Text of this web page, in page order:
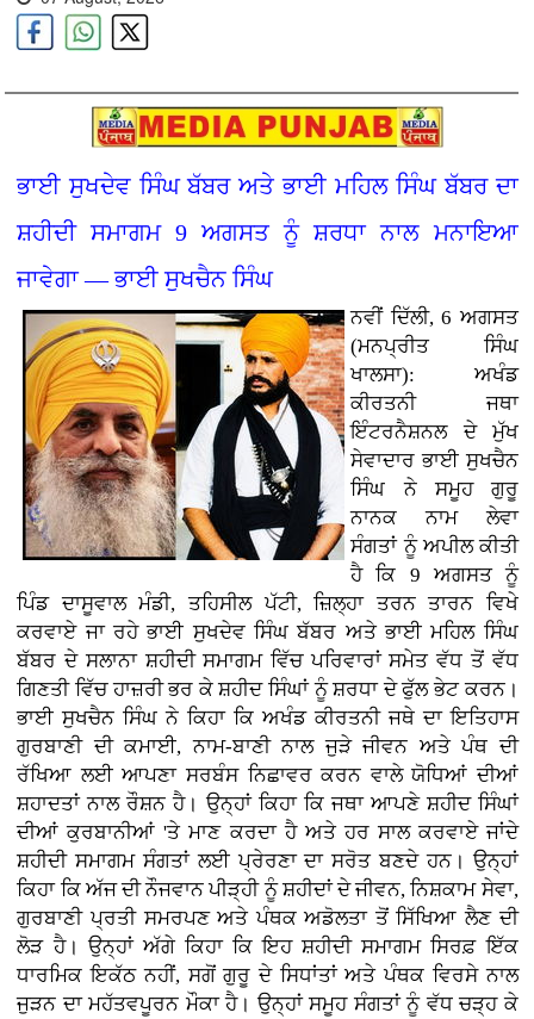
ਭਾਈ ਸੁਖਦੇਵ ਸਿੰਘ ਬੱਬਰ ਅਤੇ ਭਾਈ ਮਹਿਲ ਸਿੰਘ ਬੱਬਰ ਦਾ
ਸ਼ਹੀਦੀ ਸਮਾਗਮ 9 ਅਗਸਤ ਨੂੰ ਸ਼ਰਧਾ ਨਾਲ ਮਨਾਇਆ
ਜਾਵੇਗਾ — ਭਾਈ ਸੁਖਚੈਨ ਸਿੰਘ
ਨਵੀਂ ਦਿੱਲੀ, 6 ਅਗਸਤ
(ਮਨਪ੍ਰੀਤ ਸਿੰਘ
ਖਾਲਸਾ): ਅਖੰਡ
ਕੀਰਤਨੀ ਜਥਾ
ਇੰਟਰਨੈਸ਼ਨਲ ਦੇ ਮੁੱਖ
ਸੇਵਾਦਾਰ ਭਾਈ ਸੁਖਚੈਨ
ਸਿੰਘ ਨੇ ਸਮੂਹ ਗੁਰੂ
ਨਾਨਕ ਨਾਮ ਲੇਵਾ
ਸੰਗਤਾਂ ਨੂੰ ਅਪੀਲ ਕੀਤੀ
ਹੈ ਕਿ 9 ਅਗਸਤ ਨੂੰ
ਪਿੰਡ ਦਾਸੂਵਾਲ ਮੰਡੀ, ਤਹਿਸੀਲ ਪੱਟੀ, ਜ਼ਿਲ੍ਹਾ ਤਰਨ ਤਾਰਨ ਵਿਖੇ
ਕਰਵਾਏ ਜਾ ਰਹੇ ਭਾਈ ਸੁਖਦੇਵ ਸਿੰਘ ਬੱਬਰ ਅਤੇ ਭਾਈ ਮਹਿਲ ਸਿੰਘ
ਬੱਬਰ ਦੇ ਸਲਾਨਾ ਸ਼ਹੀਦੀ ਸਮਾਗਮ ਵਿੱਚ ਪਰਿਵਾਰਾਂ ਸਮੇਤ ਵੱਧ ਤੋਂ ਵੱਧ
ਗਿਣਤੀ ਵਿੱਚ ਹਾਜ਼ਰੀ ਭਰ ਕੇ ਸ਼ਹੀਦ ਸਿੰਘਾਂ ਨੂੰ ਸ਼ਰਧਾ ਦੇ ਫੁੱਲ ਭੇਟ ਕਰਨ।
ਭਾਈ ਸੁਖਚੈਨ ਸਿੰਘ ਨੇ ਕਿਹਾ ਕਿ ਅਖੰਡ ਕੀਰਤਨੀ ਜਥੇ ਦਾ ਇਤਿਹਾਸ
ਗੁਰਬਾਣੀ ਦੀ ਕਮਾਈ, ਨਾਮ-ਬਾਣੀ ਨਾਲ ਜੁੜੇ ਜੀਵਨ ਅਤੇ ਪੰਥ ਦੀ
ਰੱਖਿਆ ਲਈ ਆਪਣਾ ਸਰਬੰਸ ਨਿਛਾਵਰ ਕਰਨ ਵਾਲੇ ਯੋਧਿਆਂ ਦੀਆਂ
ਸ਼ਹਾਦਤਾਂ ਨਾਲ ਰੌਸ਼ਨ ਹੈ। ਉਨ੍ਹਾਂ ਕਿਹਾ ਕਿ ਜਥਾ ਆਪਣੇ ਸ਼ਹੀਦ ਸਿੰਘਾਂ
ਦੀਆਂ ਕੁਰਬਾਨੀਆਂ 'ਤੇ ਮਾਣ ਕਰਦਾ ਹੈ ਅਤੇ ਹਰ ਸਾਲ ਕਰਵਾਏ ਜਾਂਦੇ
ਸ਼ਹੀਦੀ ਸਮਾਗਮ ਸੰਗਤਾਂ ਲਈ ਪ੍ਰੇਰਣਾ ਦਾ ਸਰੋਤ ਬਣਦੇ ਹਨ। ਉਨ੍ਹਾਂ
ਕਿਹਾ ਕਿ ਅੱਜ ਦੀ ਨੌਜਵਾਨ ਪੀੜ੍ਹੀ ਨੂੰ ਸ਼ਹੀਦਾਂ ਦੇ ਜੀਵਨ, ਨਿਸ਼ਕਾਮ ਸੇਵਾ,
ਗੁਰਬਾਣੀ ਪ੍ਰਤੀ ਸਮਰਪਣ ਅਤੇ ਪੰਥਕ ਅਡੋਲਤਾ ਤੋਂ ਸਿੱਖਿਆ ਲੈਣ ਦੀ
ਲੋੜ ਹੈ। ਉਨ੍ਹਾਂ ਅੱਗੇ ਕਿਹਾ ਕਿ ਇਹ ਸ਼ਹੀਦੀ ਸਮਾਗਮ ਸਿਰਫ਼ ਇੱਕ
ਧਾਰਮਿਕ ਇਕੱਠ ਨਹੀਂ, ਸਗੋਂ ਗੁਰੂ ਦੇ ਸਿਧਾਂਤਾਂ ਅਤੇ ਪੰਥਕ ਵਿਰਸੇ ਨਾਲ
ਜੁੜਨ ਦਾ ਮਹੱਤਵਪੂਰਨ ਮੌਕਾ ਹੈ। ਉਨ੍ਹਾਂ ਸਮੂਹ ਸੰਗਤਾਂ ਨੂੰ ਵੱਧ ਚੜ੍ਹ ਕੇ